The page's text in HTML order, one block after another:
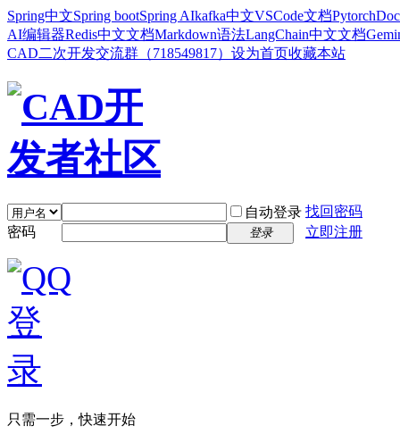
Spring中文Spring bootSpring AIkafka中文VSCode文档Pytorch
AI编辑器Redis中文文档Markdown语法LangChain中文文档
CAD二次开发交流群（718549817） 设为首页收藏本站
自动登录 找回密码
密码
登录 立即注册
只需一步，快速开始